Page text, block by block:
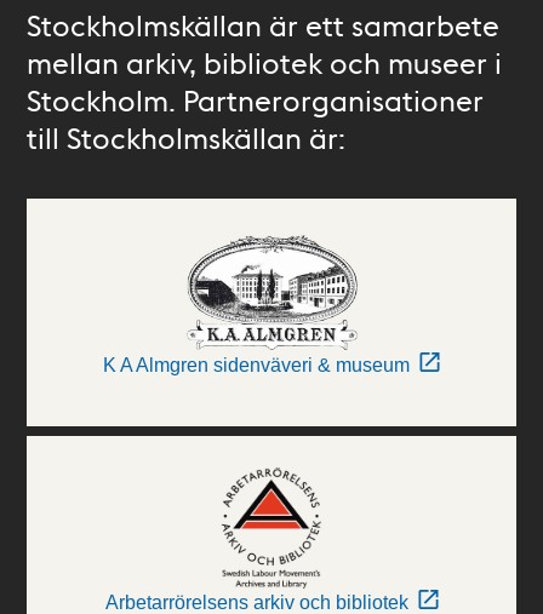
Stockholmskällan är ett samarbete
mellan arkiv, bibliotek och museer i
Stockholm. Partnerorganisationer
till Stockholmskällan är:
K A Almgren sidenväveri & museum
Arbetarrörelsens arkiv och bibliotek